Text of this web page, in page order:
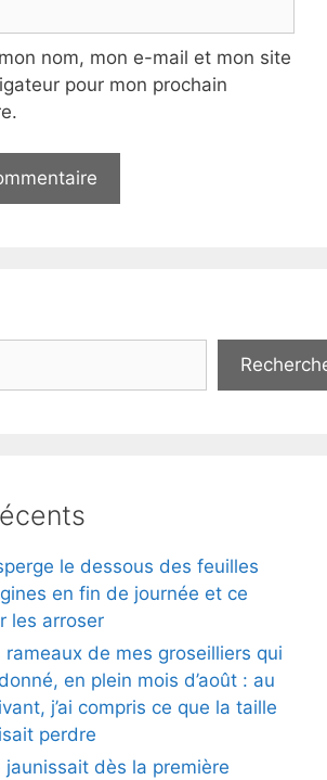
nom, mon e-mail et mon site
pour mon prochain
le dessous des feuilles
en fin de journée et ce
les arroser
rameaux de mes groseilliers qui
en plein mois d’août : au
j’ai compris ce que la taille
perdre
jaunissait dès la première